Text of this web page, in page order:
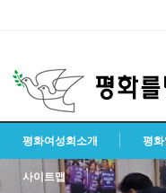
평화여성회소개 평화
사이트맵